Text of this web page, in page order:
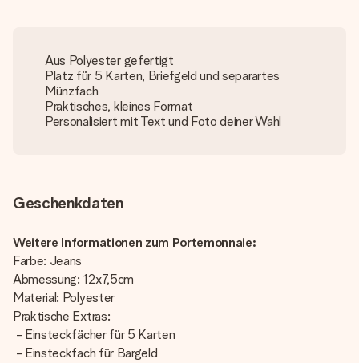
Aus Polyester gefertigt
Platz für 5 Karten, Briefgeld und separartes
Münzfach
Praktisches, kleines Format
Personalisiert mit Text und Foto deiner Wahl
Geschenkdaten
Weitere Informationen zum Portemonnaie:
Farbe: Jeans
Abmessung: 12x7,5cm
Material: Polyester
Praktische Extras:
- Einsteckfächer für 5 Karten
- Einsteckfach für Bargeld